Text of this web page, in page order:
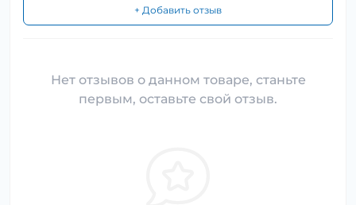
+ Добавить отзыв
Нет отзывов о данном товаре, станьте
первым, оставьте свой отзыв.